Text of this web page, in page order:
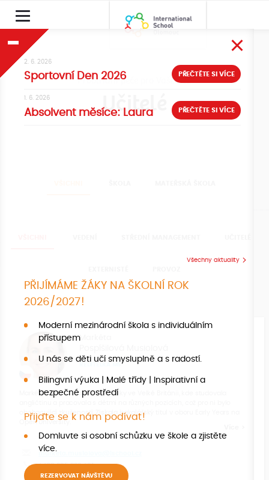
Prvotřídní péče pro Vaše děti
Učitelé
Markéta
Markéta strávila více než dva roky ve Velké Británii, kde studovala
obohacující zkušeností. Získala bakalářský titul v oboru Early Years na
Open University.
+420 605 966 401
2. 6. 2026
Sportovní Den 2026 PŘEČTĚTE SI VÍCE
1. 6. 2026
Absolvent měsíce: Laura PŘEČTĚTE SI VÍCE
Všechny aktuality
PŘIJÍMÁME ŽÁKY NA ŠKOLNÍ ROK
2026/2027!
Moderní mezinárodní škola s individuálním
přístupem
U nás se děti učí smysluplně a s radostí.
Bilingvní výuka | Malé třídy | Inspirativní a
bezpečné prostředí
Přijďte se k nám podívat!
Domluvte si osobní schůzku ve škole a zjistěte
více.
REZERVOVAT NÁVŠTĚVU